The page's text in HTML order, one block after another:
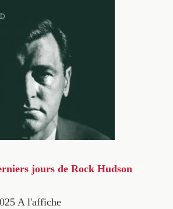
jours de Rock Hudson
A l'affiche